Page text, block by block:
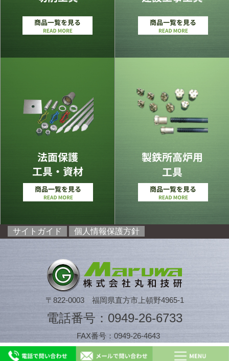
サイトガイド 個人情報保護方針
〒822-0003 福岡県直方市上頓野4965-1
電話番号：0949-26-6733
FAX番号：0949-26-4643
COPYRIGHT(C)MARUWAGIKEN Co.Ltd., All Rights Reserved